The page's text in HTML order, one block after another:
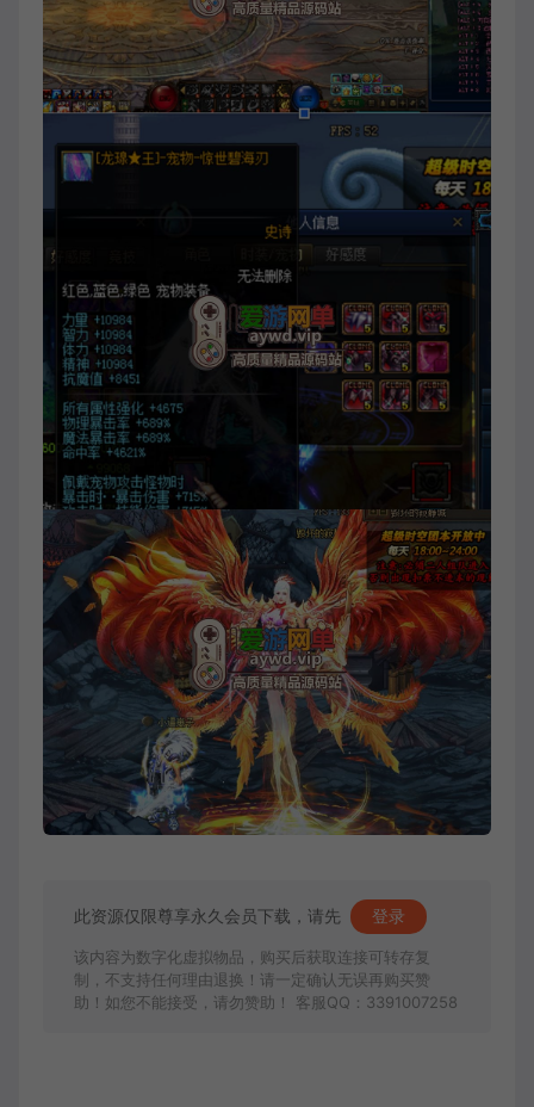
此资源仅限尊享永久会员下载，请先 登录
该内容为数字化虚拟物品，购买后获取连接可转存复
制，不支持任何理由退换！请一定确认无误再购买赞
助！如您不能接受，请勿赞助！ 客服QQ：3391007258